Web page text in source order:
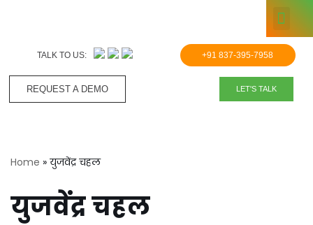
TALK TO US: +91 837-395-7958
REQUEST A DEMO​ LET'S TALK
Home » युजवेंद्र चहल
युजवेंद्र चहल